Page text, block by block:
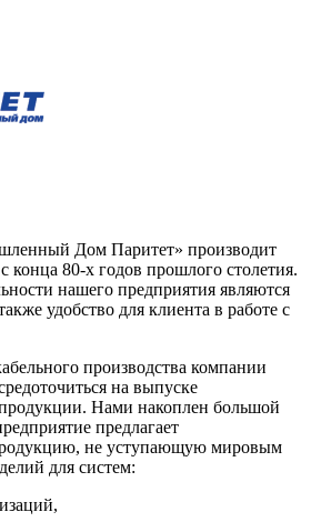
Дом Паритет» производит
80-х годов прошлого столетия.
нашего предприятия являются
удобство для клиента в работе с
производства компании
на выпуске
Нами накоплен большой
предлагает
не уступающую мировым
для систем: